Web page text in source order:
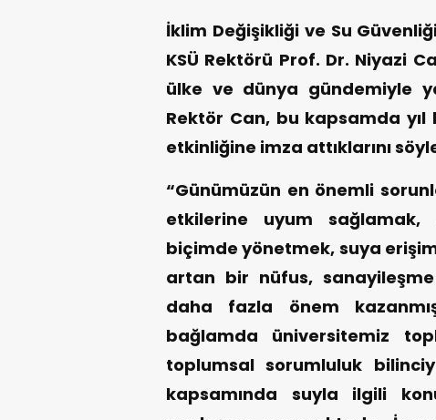
İklim Değişikliği ve Su Güvenliği
KSÜ Rektörü Prof. Dr. Niyazi
ülke ve dünya gündemiyle
Rektör Can, bu kapsamda yıl
etkinliğine imza attıklarını
“Günümüzün en önemli
etkilerine uyum sağlamak,
biçimde yönetmek, suya
artan bir nüfus, sanayileşme
daha fazla önem
bağlamda üniversitemiz
toplumsal sorumluluk
kapsamında suyla ilgili